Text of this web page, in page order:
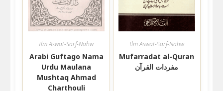
Ilm Aswat-Sarf-Nahw
Arabi Guftago Nama
Urdu Maulana
Mushtaq Ahmad
Charthouli
Ilm Aswat-Sarf-Nahw
Mufarradat al-Quran
مفردات القرآن